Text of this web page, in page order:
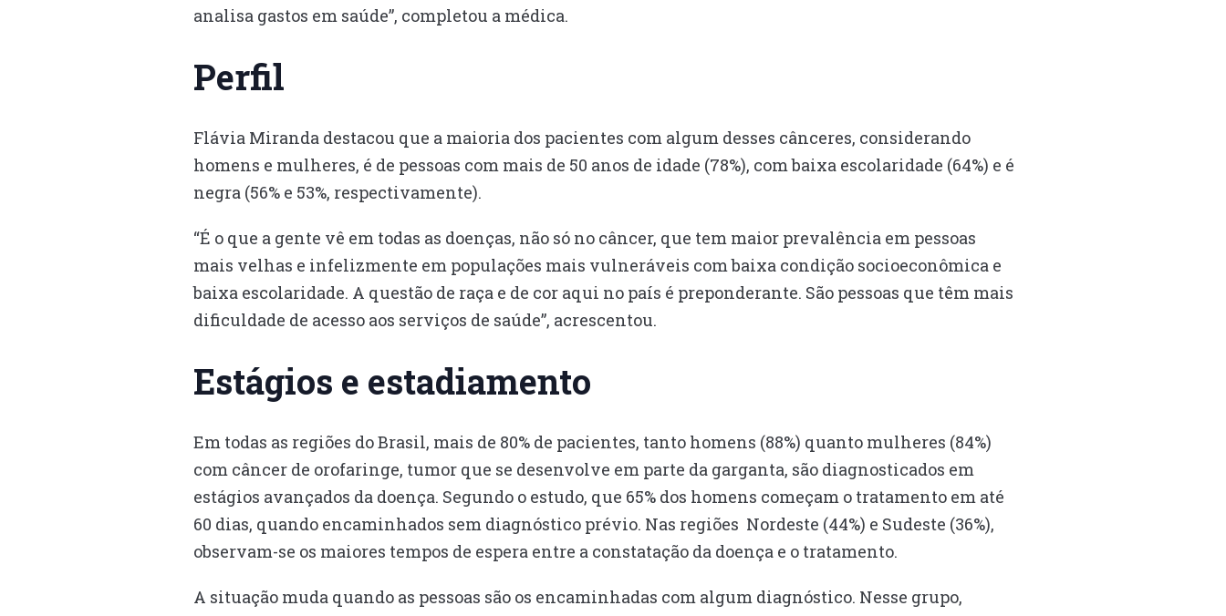
analisa gastos em saúde”, completou a médica.
Perfil
Flávia Miranda destacou que a maioria dos pacientes com algum desses cânceres, considerando
homens e mulheres, é de pessoas com mais de 50 anos de idade (78%), com baixa escolaridade (64%) e é
negra (56% e 53%, respectivamente).
“É o que a gente vê em todas as doenças, não só no câncer, que tem maior prevalência em pessoas
mais velhas e infelizmente em populações mais vulneráveis com baixa condição socioeconômica e
baixa escolaridade. A questão de raça e de cor aqui no país é preponderante. São pessoas que têm mais
dificuldade de acesso aos serviços de saúde”, acrescentou.
Estágios e estadiamento
Em todas as regiões do Brasil, mais de 80% de pacientes, tanto homens (88%) quanto mulheres (84%)
com câncer de orofaringe, tumor que se desenvolve em parte da garganta, são diagnosticados em
estágios avançados da doença. Segundo o estudo, que 65% dos homens começam o tratamento em até
60 dias, quando encaminhados sem diagnóstico prévio. Nas regiões Nordeste (44%) e Sudeste (36%),
observam-se os maiores tempos de espera entre a constatação da doença e o tratamento.
A situação muda quando as pessoas são os encaminhadas com algum diagnóstico. Nesse grupo,